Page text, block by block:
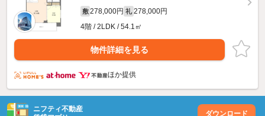
敷 278,000円 礼 278,000円
4階 / 2LDK / 54.1㎡
物件詳細を見る
ほか提供
ニフティ不動産
ダウンロード